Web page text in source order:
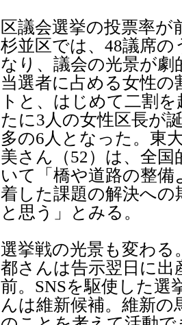
区議会選挙の投票率
杉並区では、48議席の
なり、議会の光景が
当選者に占める女性の
トと、はじめて二割
たに3人の女性区長が
多の6人となった。東
美さん（52）は、全
いて「橋や道路の整
着した課題の解決へ
と思う」とみる。
選挙戦の光景も変わる
都さんは告示翌日に出
前。SNSを駆使した選
んは維新候補。維新の